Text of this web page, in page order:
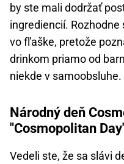
by ste mali dodržať
ingrediencií.
vo fľaške, pretože
drinkom priamo od
niekde v samoobsluhe.
Národný deň
"Cosmopolitan
Vedeli ste, že sa slávi